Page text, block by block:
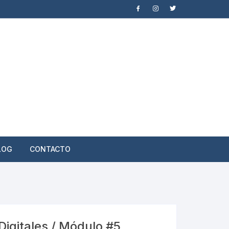
CONTACTO
/ Módulo #5